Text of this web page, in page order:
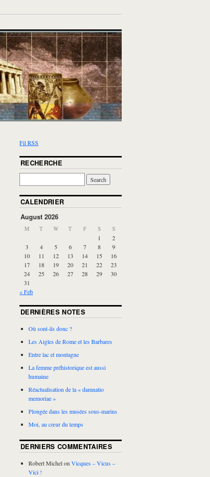
Fil RSS
RECHERCHE
CALENDRIER
August 2026
M T W T F S S
1
2
3
4 5 6 7 8
9
10
11 12 13 14 15
16
17
18 19 20 21 22
23
24
25 26 27 28 29
30
31
« Feb
DERNIÈRES NOTES
Où sont-ils donc ?
Les Aigles de Rome et les Barbares
Entre lac et montagne
La femme préhistorique est aussi
humaine
Réactualisation de la « damnatio
memoriae »
Plongée dans les musées sous-marins
Moi, au cœur du temps
DERNIERS COMMENTAIRES
Robert MichelonVicques – Vicus –
Vici !